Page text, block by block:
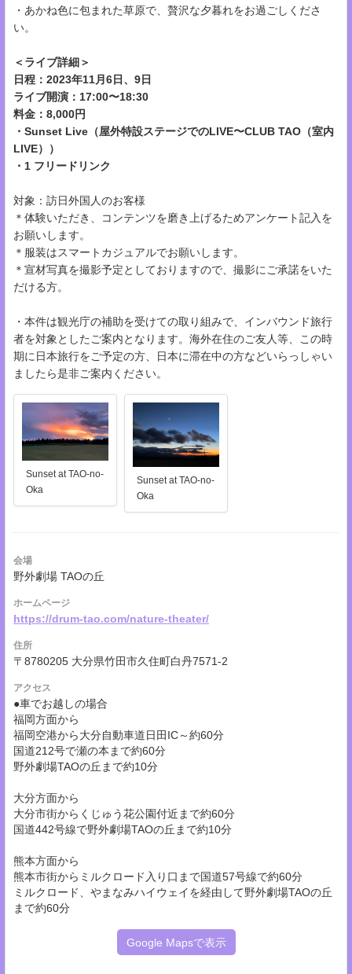
・あかね色に包まれた草原で、贅沢な夕暮れをお過ごしくださ
い。
＜ライブ詳細＞
日程：2023年11月6日、9日
ライブ開演：17:00〜18:30
料金：8,000円
・Sunset Live（屋外特設ステージでのLIVE〜CLUB TAO（室内
LIVE））
・1 フリードリンク
対象：訪日外国人のお客様
＊体験いただき、コンテンツを磨き上げるためアンケート記入を
お願いします。
＊服装はスマートカジュアルでお願いします。
＊宣材写真を撮影予定としておりますので、撮影にご承諾をいた
だける方。
・本件は観光庁の補助を受けての取り組みで、インバウンド旅行
者を対象としたご案内となります。海外在住のご友人等、この時
期に日本旅行をご予定の方、日本に滞在中の方などいらっしゃい
ましたら是非ご案内ください。
Sunset at TAO-no-
Oka
Sunset at TAO-no-
Oka
会場
野外劇場 TAOの丘
ホームページ
https://drum-tao.com/nature-theater/
住所
〒8780205 大分県竹田市久住町白丹7571-2
アクセス
●⾞でお越しの場合
福岡⽅⾯から
福岡空港から⼤分⾃動⾞道⽇⽥IC～約60分
国道212号で瀬の本まで約60分
野外劇場TAOの丘まで約10分
⼤分⽅⾯から
⼤分市街からくじゅう花公園付近まで約60分
国道442号線で野外劇場TAOの丘まで約10分
熊本⽅⾯から
熊本市街からミルクロード⼊り⼝まで国道57号線で約60分
ミルクロード、やまなみハイウェイを経由して野外劇場TAOの丘
まで約60分
Google Mapsで表示